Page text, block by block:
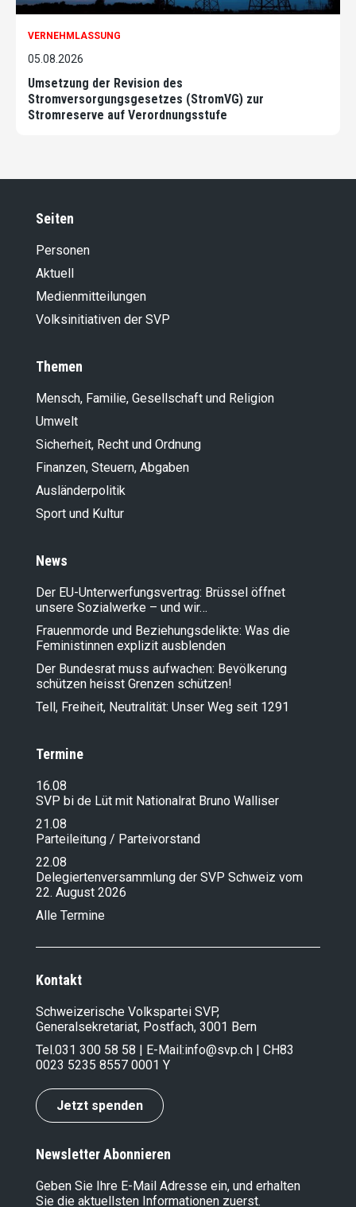
VERNEHMLASSUNG
05.08.2026
Umsetzung der Revision des
Stromversorgungsgesetzes (StromVG) zur
Stromreserve auf Verordnungsstufe
Seiten
Personen
Aktuell
Medienmitteilungen
Volksinitiativen der SVP
Themen
Mensch, Familie, Gesellschaft und Religion
Umwelt
Sicherheit, Recht und Ordnung
Finanzen, Steuern, Abgaben
Ausländer­politik
Sport und Kultur
News
Der EU-Unterwerfungsvertrag: Brüssel öffnet
unsere Sozialwerke – und wir…
Frauenmorde und Beziehungsdelikte: Was die
Feministinnen explizit ausblenden
Der Bundesrat muss aufwachen: Bevölkerung
schützen heisst Grenzen schützen!
Tell, Freiheit, Neutralität: Unser Weg seit 1291
Termine
16.08
SVP bi de Lüt mit Nationalrat Bruno Walliser
21.08
Parteileitung / Parteivorstand
22.08
Delegiertenversammlung der SVP Schweiz vom
22. August 2026
Alle Termine
Kontakt
Schweizerische Volkspartei SVP,
Generalsekretariat, Postfach, 3001 Bern
Tel.031 300 58 58 | E-Mail:info@svp.ch | CH83
0023 5235 8557 0001 Y
Jetzt spenden
Newsletter Abonnieren
Geben Sie Ihre E-Mail Adresse ein, und erhalten
Sie die aktuellsten Informationen zuerst.